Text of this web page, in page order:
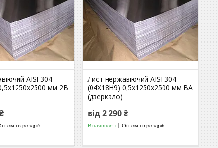
AISI 304
мм 2В
і в роздріб
Лист нержавіючий AISI 304
(04Х18Н9) 0,5х1250х2500 мм ВА
(дзеркало)
від 2 290 ₴
В наявності Оптом і в роздріб